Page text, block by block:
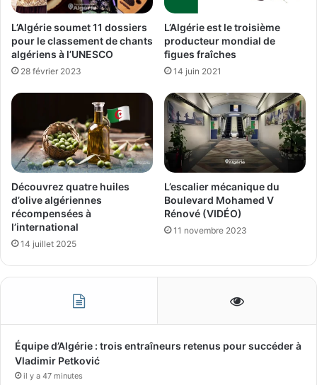
L’Algérie soumet 11 dossiers
pour le classement de chants
algériens à l’UNESCO
28 février 2023
L’Algérie est le troisième
producteur mondial de
figues fraîches
14 juin 2021
Découvrez quatre huiles
d’olive algériennes
récompensées à
l’international
14 juillet 2025
L’escalier mécanique du
Boulevard Mohamed V
Rénové (VIDÉO)
11 novembre 2023
Équipe d’Algérie : trois entraîneurs retenus pour succéder à
Vladimir Petković
il y a 47 minutes